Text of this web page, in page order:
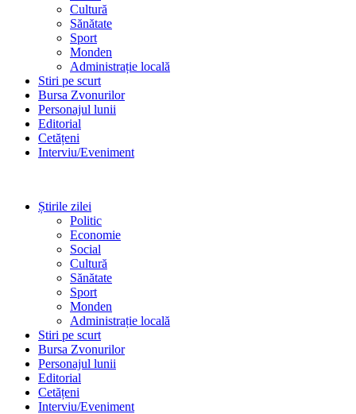
Cultură
Sănătate
Sport
Monden
Administrație locală
Stiri pe scurt
Bursa Zvonurilor
Personajul lunii
Editorial
Cetățeni
Interviu/Eveniment
Știrile zilei
Politic
Economie
Social
Cultură
Sănătate
Sport
Monden
Administrație locală
Stiri pe scurt
Bursa Zvonurilor
Personajul lunii
Editorial
Cetățeni
Interviu/Eveniment